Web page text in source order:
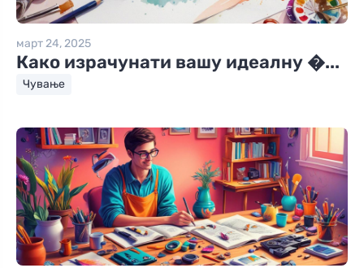
март 24, 2025
Како израчунати вашу идеалну �...
Чување